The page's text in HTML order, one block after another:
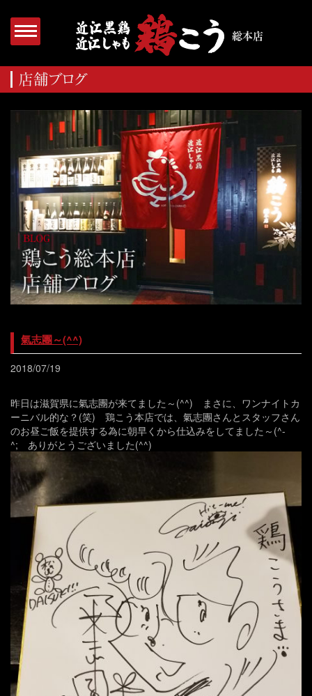
氣志團～(^^)
2018/07/19
昨日は滋賀県に氣志團が来てました～(^^) まさに、ワンナイトカ
ーニバル的な？(笑) 鶏こう本店では、氣志團さんとスタッフさん
のお昼ご飯を提供する為に朝早くから仕込みをしてました～(^-
^; ありがとうございました(^^)